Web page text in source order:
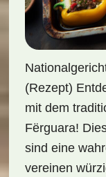
(Rezept)
mit dem
Fërguara!
sind eine
vereinen